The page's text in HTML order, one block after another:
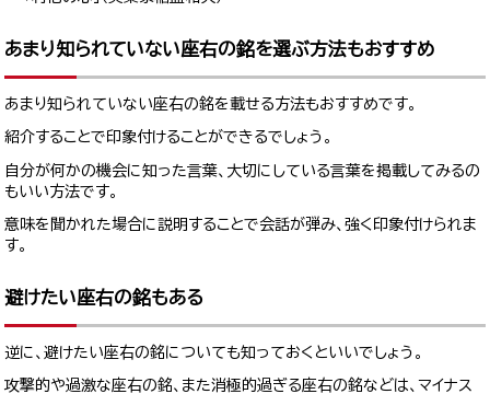
あまり知られていない座右の銘を選ぶ方法もおすすめ
あまり知られていない座右の銘を載せる方法もおすすめです。
紹介することで印象付けることができるでしょう。
自分が何かの機会に知った言葉、大切にしている言葉を掲載してみるの
もいい方法です。
意味を聞かれた場合に説明することで会話が弾み、強く印象付けられま
す。
避けたい座右の銘もある
逆に、避けたい座右の銘についても知っておくといいでしょう。
攻撃的や過激な座右の銘、また消極的過ぎる座右の銘などは、マイナス